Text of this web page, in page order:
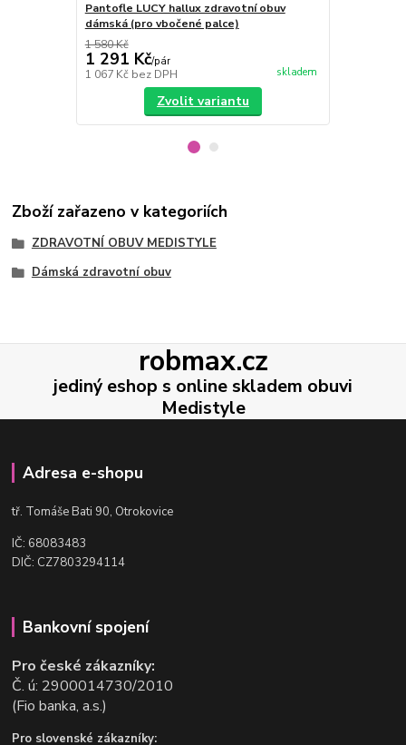
Pantofle LUCY hallux zdravotní obuv
dámská (pro vbočené palce)
1 580 Kč
1 291 Kč/pár
1 067 Kč bez DPH skladem
Zvolit variantu
Zboží zařazeno v kategoriích
ZDRAVOTNÍ OBUV MEDISTYLE
Dámská zdravotní obuv
robmax.cz
jediný eshop s online skladem obuvi
Medistyle
Adresa e-shopu
tř. Tomáše Bati 90, Otrokovice
IČ: 68083483
DIČ: CZ7803294114
Bankovní spojení
Pro české zákazníky:
Č. ú: 2900014730/2010
(Fio banka, a.s.)
Pro slovenské zákazníky: